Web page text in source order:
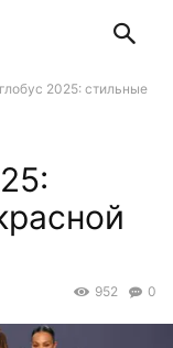
2025: стильные
0
952